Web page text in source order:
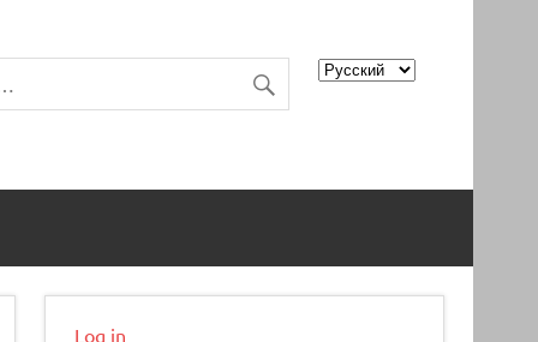
Choose
a
Log in